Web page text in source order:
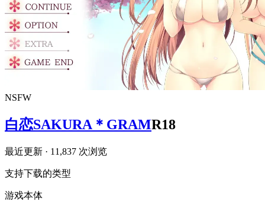
NSFW
白恋SAKURA＊GRAMR18
最近更新 · 11,837 次浏览
支持下载的类型
游戏本体